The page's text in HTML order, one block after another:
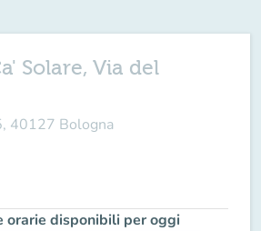
Solare, Via del
40127 Bologna
orarie disponibili per oggi